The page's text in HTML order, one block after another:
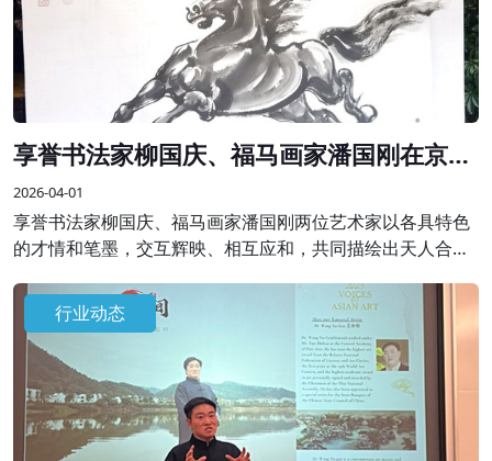
享誉书法家柳国庆、福马画家潘国刚在京联
袂创作精品画作
2026-04-01
享誉书法家柳国庆、福马画家潘国刚两位艺术家以各具特色
的才情和笔墨，交互辉映、相互应和，共同描绘出天人合一
愿，抒发新时代的“精气神”。
行业动态